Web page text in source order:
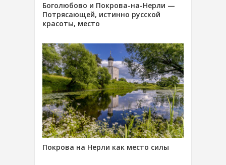
Боголюбово и Покрова-на-Нерли —
Потрясающей, истинно русской
красоты, место
Покрова на Нерли как место силы